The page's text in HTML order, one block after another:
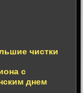
чистки
с
днем